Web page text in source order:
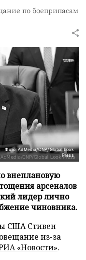
по боеприпасам
Фото: AdMedia/CNP/Global Look
Press
внеплановую
арсеналов
лидер лично
чиновника.
США Стивен
из-за
«Новости».